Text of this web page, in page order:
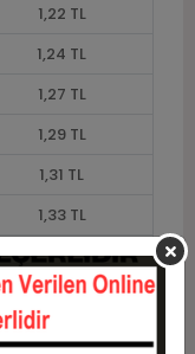
1,22 TL
1,24 TL
1,27 TL
1,29 TL
1,31 TL
1,33 TL
1,34 TL
1,36 TL